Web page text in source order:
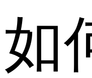
如